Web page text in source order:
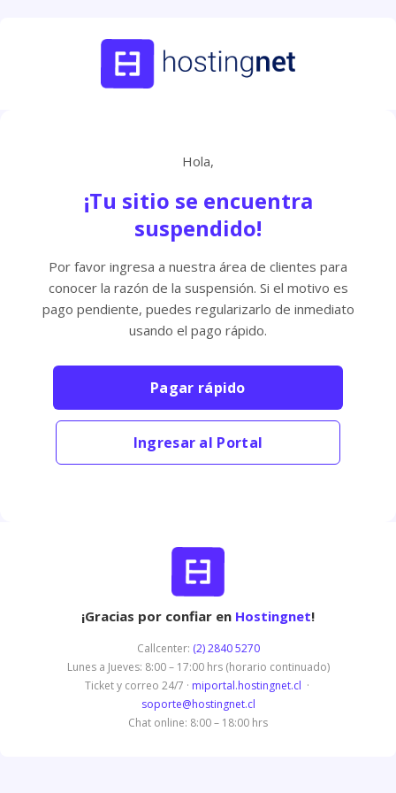
Hola,
¡Tu sitio se encuentra
suspendido!
Por favor ingresa a nuestra área de clientes para
conocer la razón de la suspensión. Si el motivo es
pago pendiente, puedes regularizarlo de inmediato
usando el pago rápido.
Pagar rápido
Ingresar al Portal
¡Gracias por confiar en Hostingnet!
Callcenter: (2) 2840 5270
Lunes a Jueves: 8:00 – 17:00 hrs (horario continuado)
Ticket y correo 24/7 · miportal.hostingnet.cl ·
soporte@hostingnet.cl
Chat online: 8:00 – 18:00 hrs